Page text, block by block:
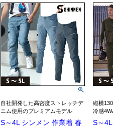
自社開発した高密度ストレッチデ
ニム使用のプレミアムモデル
S～4L シンメン 作業着 春
縦横
冷感
S～